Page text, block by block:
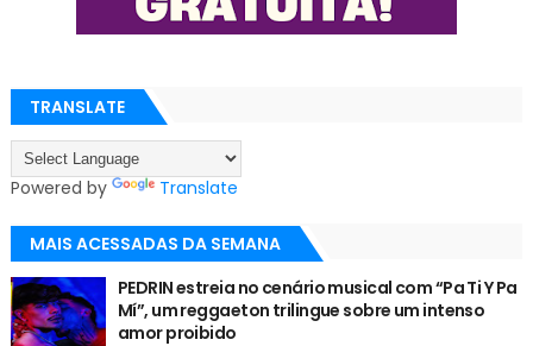
TRANSLATE
Powered by Translate
MAIS ACESSADAS DA SEMANA
PEDRIN estreia no cenário musical com “Pa Ti Y Pa
Mí”, um reggaeton trilingue sobre um intenso
amor proibido